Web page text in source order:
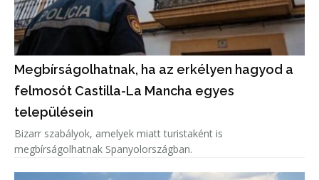
Megbírságolhatnak, ha az erkélyen hagyod a
felmosót Castilla-La Mancha egyes
településein
Bizarr szabályok, amelyek miatt turistaként is
megbírságolhatnak Spanyolországban.